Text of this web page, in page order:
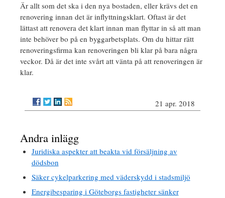
Är allt som det ska i den nya bostaden, eller krävs det en
renovering innan det är inflyttningsklart. Oftast är det
lättast att renovera det klart innan man flyttar in så att man
inte behöver bo på en byggarbetsplats. Om du hittar rätt
renoveringsfirma kan renoveringen bli klar på bara några
veckor. Då är det inte svårt att vänta på att renoveringen är
klar.
21 apr. 2018
Andra inlägg
Juridiska aspekter att beakta vid försäljning av
dödsbon
Säker cykelparkering med väderskydd i stadsmiljö
Energibesparing i Göteborgs fastigheter sänker